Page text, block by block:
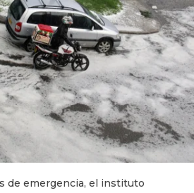
de emergencia, el instituto